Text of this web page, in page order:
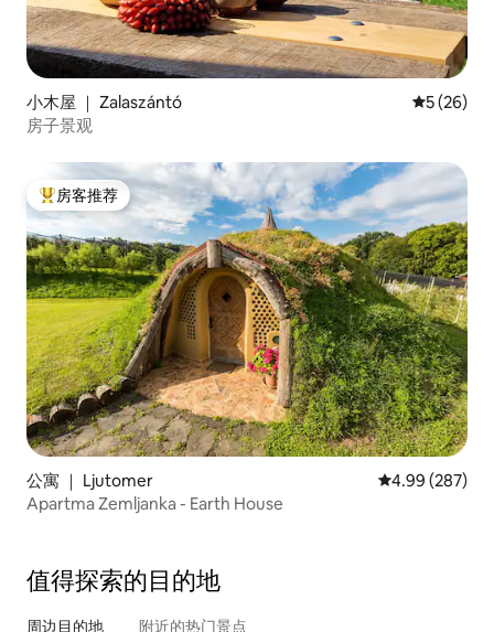
小木屋 ｜ Zalaszántó 平均评分
5 (26)
房子景观
热门「房客推荐」
房客推荐
公寓 ｜ Ljutomer 平均评分 4.99
4.99 (287)
Apartma Zemljanka - Earth House
值得探索的目的地
周边目的地 附近的热门景点